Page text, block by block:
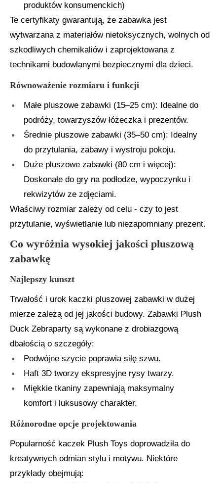
produktów konsumenckich)
Te certyfikaty gwarantują, że zabawka jest
wytwarzana z materiałów nietoksycznych, wolnych od
szkodliwych chemikaliów i zaprojektowana z
technikami budowlanymi bezpiecznymi dla dzieci.
Równoważenie rozmiaru i funkcji
Małe pluszowe zabawki (15–25 cm): Idealne do
podróży, towarzyszów łóżeczka i prezentów.
Średnie pluszowe zabawki (35–50 cm): Idealny
do przytulania, zabawy i wystroju pokoju.
Duże pluszowe zabawki (80 cm i więcej):
Doskonałe do gry na podłodze, wypoczynku i
rekwizytów ze zdjęciami.
Właściwy rozmiar zależy od celu - czy to jest
przytulanie, wyświetlanie lub niezapomniany prezent.
Co wyróżnia wysokiej jakości pluszową
zabawkę
Najlepszy kunszt
Trwałość i urok kaczki pluszowej zabawki w dużej
mierze zależą od jej jakości budowy. Zabawki Plush
Duck Zebraparty są wykonane z drobiazgową
dbałością o szczegóły:
Podwójne szycie poprawia siłę szwu.
Haft 3D tworzy ekspresyjne rysy twarzy.
Miękkie tkaniny zapewniają maksymalny
komfort i luksusowy charakter.
Różnorodne opcje projektowania
Popularność kaczek Plush Toys doprowadziła do
kreatywnych odmian stylu i motywu. Niektóre
przykłady obejmują: